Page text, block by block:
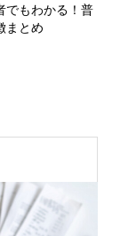
でもわかる！普
まとめ